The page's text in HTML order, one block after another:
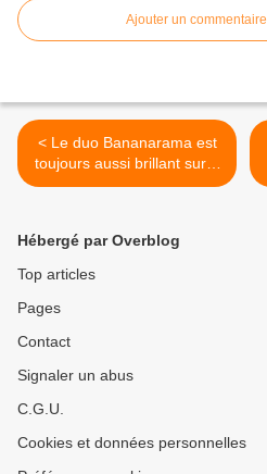
Ajouter un commentaire
< Le duo Bananarama est
toujours aussi brillant sur «
Masquerade » !
Hébergé par Overblog
Top articles
Pages
Contact
Signaler un abus
C.G.U.
Cookies et données personnelles